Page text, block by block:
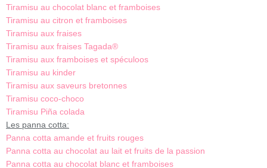
Tiramisu au chocolat blanc et framboises
Tiramisu au citron et framboises
Tiramisu aux fraises
Tiramisu aux fraises Tagada®
Tiramisu aux framboises et spéculoos
Tiramisu au kinder
Tiramisu aux saveurs bretonnes
Tiramisu coco-choco
Tiramisu Piña colada
Les panna cotta:
Panna cotta amande et fruits rouges
Panna cotta au chocolat au lait et fruits de la passion
Panna cotta au chocolat blanc et framboises